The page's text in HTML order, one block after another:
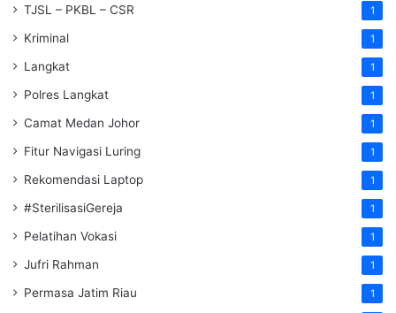
TJSL – PKBL – CSR 1
Kriminal 1
Langkat 1
Polres Langkat 1
Camat Medan Johor 1
Fitur Navigasi Luring 1
Rekomendasi Laptop 1
#SterilisasiGereja 1
Pelatihan Vokasi 1
Jufri Rahman 1
Permasa Jatim Riau 1